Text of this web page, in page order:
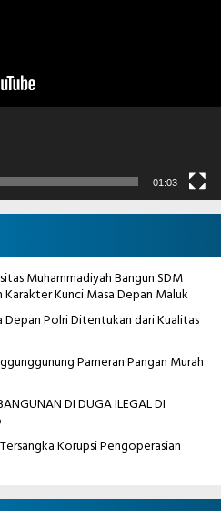
01:03
Muhammadiyah Bangun SDM
Kunci Masa Depan Maluk
Depan Polri Ditentukan dari Kualitas
Pameran Pangan Murah
DI DUGA ILEGAL DI
Korupsi Pengoperasian